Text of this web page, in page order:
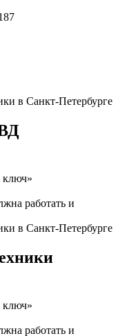
в Санкт-Петербурге
ключ»
работать и
в Санкт-Петербурге
ключ»
работать и